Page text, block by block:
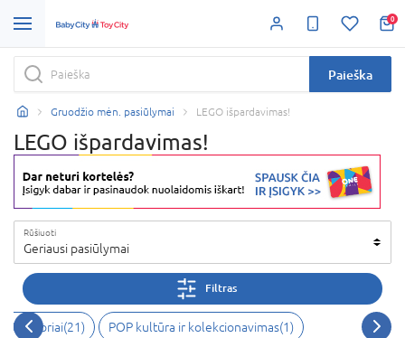
0
Paieška
Gruodžio mėn. pasiūlymai LEGO išpardavimas!
LEGO išpardavimas!
Rūšiuoti
Geriausi pasiūlymai
Filtras
(21) POP kultūra ir kolekcionavimas(1)